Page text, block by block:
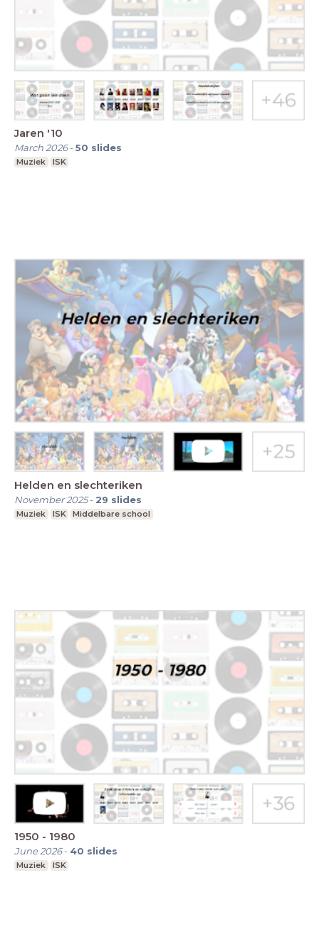
Jaren '10
March 2026-50 slides
Muziek ISK
Helden en slechteriken
November 2025- 29 slides
Muziek ISK Middelbare school
1950 - 1980
June 2026- 40 slides
Muziek ISK